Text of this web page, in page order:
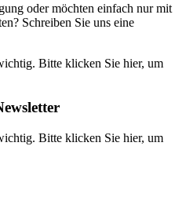
oder möchten einfach nur mit
Schreiben Sie uns eine
Bitte klicken Sie hier, um
Bitte klicken Sie hier, um